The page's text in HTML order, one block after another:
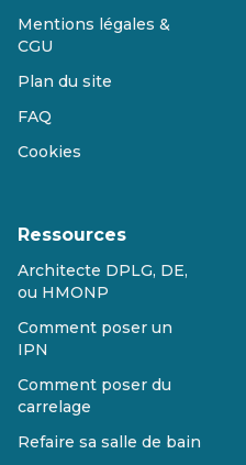
Mentions légales &
CGU
Plan du site
FAQ
Cookies
Ressources
Architecte DPLG, DE,
ou HMONP
Comment poser un
IPN
Comment poser du
carrelage
Refaire sa salle de bain